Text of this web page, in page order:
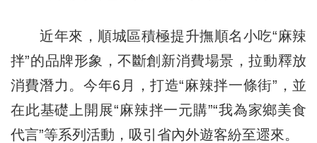
近年來，順城區積極提升撫順名小吃“麻辣
拌”的品牌形象，不斷創新消費場景，拉動釋放
消費潛力。今年6月，打造“麻辣拌一條街”，並
在此基礎上開展“麻辣拌一元購”“我為家鄉美食
代言”等系列活動，吸引省內外遊客紛至遝來。